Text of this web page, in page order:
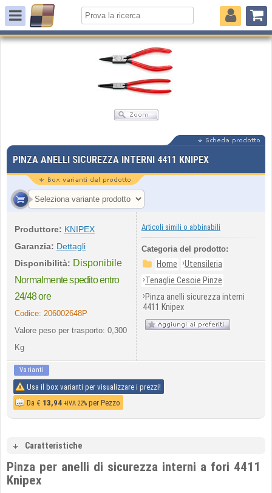
PINZA ANELLI SICUREZZA INTERNI 4411 KNIPEX
Produttore: KNIPEX
Garanzia: Dettagli
Disponibilità: Disponibile
Normalmente spedito entro
24/48 ore
Codice: 206002648P
Valore peso per trasporto: 0,300
Kg
Articoli simili o abbinabili
Categoria del prodotto:
Home ›Utensileria
›Tenaglie Cesoie Pinze
›Pinza anelli sicurezza interni
4411 Knipex
Varianti
Usa il box varianti per visualizzare i prezzi!
Da € 13,94 +IVA 22% per Pezzo
Caratteristiche
Pinza per anelli di sicurezza interni a fori 4411
Knipex